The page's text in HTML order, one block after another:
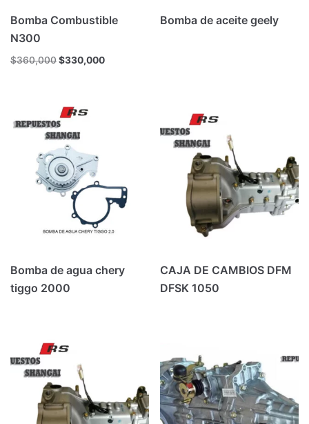
Bomba Combustible
N300
$360,000$330,000
Bomba de aceite geely
Bomba de agua chery
tiggo 2000
CAJA DE CAMBIOS DFM
DFSK 1050